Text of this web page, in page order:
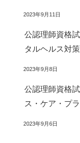
2023年9月11日
公認理師資格
タルヘルス対策
2023年9月8日
公認理師資格
ス・ケア・プ
2023年9月6日